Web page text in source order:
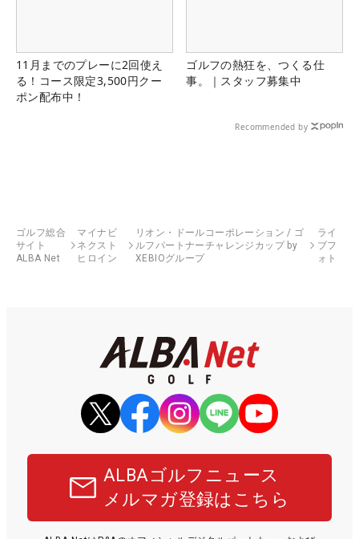
11月までのプレーに2回使え
る！コース限定3,500円クー
ポン配布中！
ゴルフの熱狂を、つくる仕
事。｜スタッフ募集中
Recommended by
ゴルフ総合
サイト
ALBA Net
マイナビ
ネクスト
ヒロイン
リオン・ドールコーポレーション / ゴ
ルフパートナーチャレンジカップ by
XEBIOグループ
ライ
ブフ
ォト
ALBAゴルフニュース
メルマガ登録はこちら